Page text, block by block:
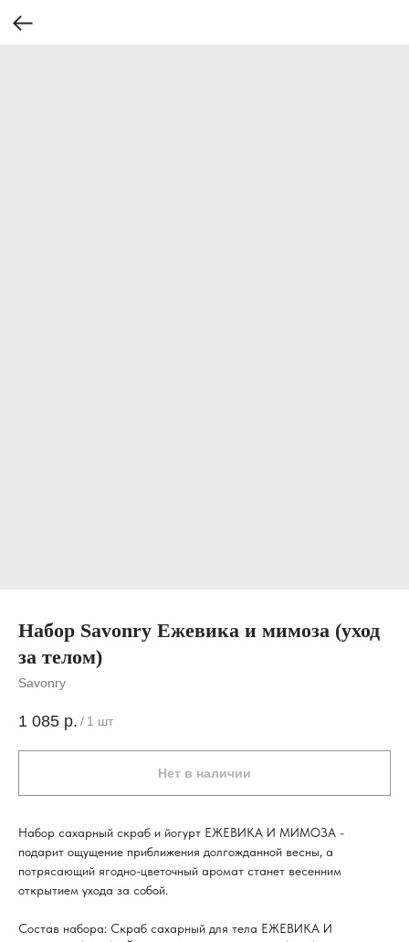
Набор Savonry Ежевика и мимоза (уход
за телом)
Savonry
1 085 р. / 1 шт
Нет в наличии
Набор сахарный скраб и йогурт ЕЖЕВИКА И МИМОЗА -
подарит ощущение приближения долгожданной весны, а
потрясающий ягодно-цветочный аромат станет весенним
открытием ухода за собой.
Состав набора: Скраб сахарный для тела ЕЖЕВИКА И